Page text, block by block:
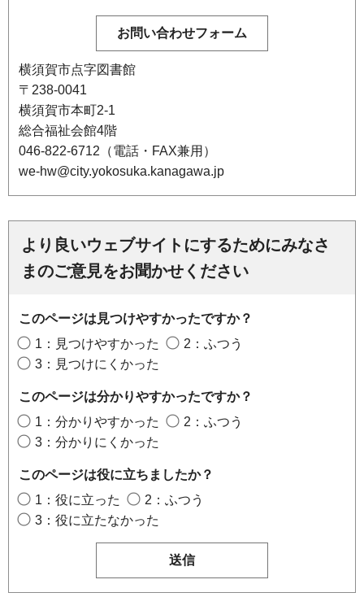
横須賀市点字図書館
〒238-0041
横須賀市本町2-1
総合福祉会館4階
046-822-6712（電話・FAX兼用）
we-hw@city.yokosuka.kanagawa.jp
より良いウェブサイトにするためにみなさ
まのご意見をお聞かせください
このページは見つけやすかったですか？
1：見つけやすかった
2：ふつう
3：見つけにくかった
このページは分かりやすかったですか？
1：分かりやすかった
2：ふつう
3：分かりにくかった
このページは役に立ちましたか？
1：役に立った
2：ふつう
3：役に立たなかった